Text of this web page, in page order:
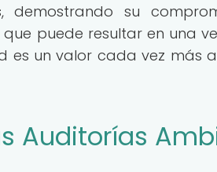
demostrando su
puede resultar en una
es un valor cada vez más
Auditorías